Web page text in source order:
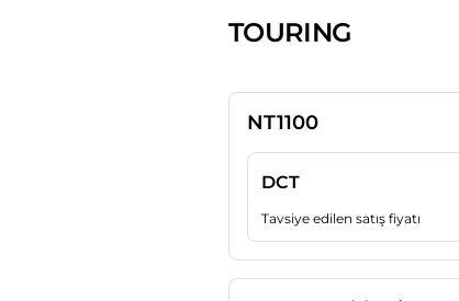
TOURING
NT1100
DCT
Tavsiye edilen satış fiyatı